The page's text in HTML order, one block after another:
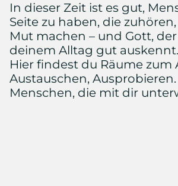
In dieser Zeit ist es gut,
Seite zu haben, die
Mut machen – und Gott,
deinem Alltag gut auskennt.
Hier findest du Räume zum
Austauschen,
Menschen, die mit dir